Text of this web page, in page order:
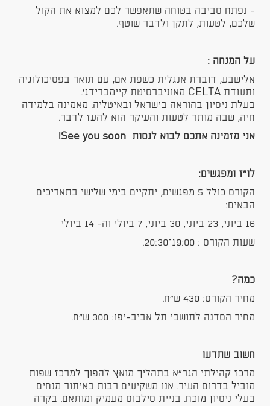
- נפתח סביבה בטוחה שתאפשר לכם למצוא את הקול
שלכם, לטעות, לתקן ולדבר שוטף.
על המנחה :
אלישבע, דוברת אנגלית כשפת אם, עם תואר בפסיכולוגיה
ותעודת CELTA מאוניברסיטת קיימברידג'.
בעלת ניסיון בהוראה בישראל ובאיטליה. מאמינה בלמידה
חיה, שבה מותר לטעות והעיקר הוא להעז לדבר.
אני מזמינה אתכם לבוא לנסות See you soon!
לו"ז ומפגשים:
הקורס כולל 5 מפגשים, יתקיים בימי שלישי בתאריכים
הבאים:
16 ביוני, 23 ביוני, 30 ביוני, 7 ביולי וה- 14 ביולי
שעות הקורס : 19:00–20:30.
כמה?
מחיר הקורס: 430 ש"ח.
מחיר הסדנה לתושבי תל אביב-יפו: 300 ש"ח​​.
חשוב שתדעו
מרכז קהילתי הגר"א בתהליך מואץ להפוך למרכז שפות
מוביל בדרום העיר. אנו משקיעים רבות באיתור מנחים
בעלי ניסיון מוכח. בניית סילבוס מעמיק ומותאם. בקרה